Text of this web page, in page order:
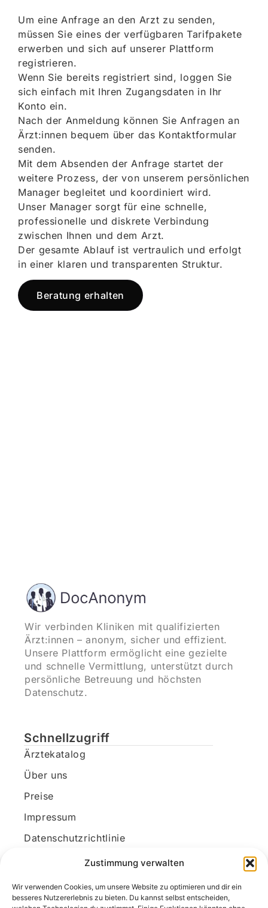
Zustimmung verwalten
Wir verwenden Cookies, um unsere Website zu optimieren und dir ein
besseres Nutzererlebnis zu bieten. Du kannst selbst entscheiden,
Um eine Anfrage an den Arzt zu senden,
müssen Sie eines der verfügbaren Tarifpakete
erwerben und sich auf unserer Plattform
registrieren.
Wenn Sie bereits registriert sind, loggen Sie
sich einfach mit Ihren Zugangsdaten in Ihr
Konto ein.
Nach der Anmeldung können Sie Anfragen an
Ärzt:innen bequem über das Kontaktformular
senden.
Mit dem Absenden der Anfrage startet der
weitere Prozess, der von unserem persönlichen
Manager begleitet und koordiniert wird.
Unser Manager sorgt für eine schnelle,
professionelle und diskrete Verbindung
zwischen Ihnen und dem Arzt.
Der gesamte Ablauf ist vertraulich und erfolgt
in einer klaren und transparenten Struktur.
Beratung erhalten
Wir verbinden Kliniken mit qualifizierten
Ärzt:innen – anonym, sicher und effizient.
Unsere Plattform ermöglicht eine gezielte
und schnelle Vermittlung, unterstützt durch
persönliche Betreuung und höchsten
Datenschutz.
Schnellzugriff
Ärztekatalog
Über uns
Preise
Impressum
Datenschutzrichtlinie
Kundenkonto
Unsere Kontaktdaten